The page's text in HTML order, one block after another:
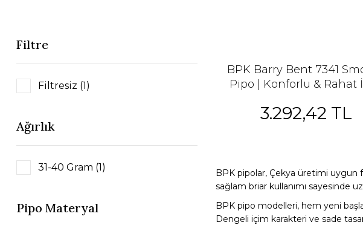
Filtre
Filtresiz (1)
Ağırlık
31-40 Gram (1)
Pipo Materyal
BPK Barry Bent 7341
Pipo | Konforlu & Rahat
3.292,42 TL
BPK pipolar, Çekya üretimi uygun
sağlam briar kullanımı sayesinde
BPK pipo modelleri, hem yeni
Dengeli içim karakteri ve sade